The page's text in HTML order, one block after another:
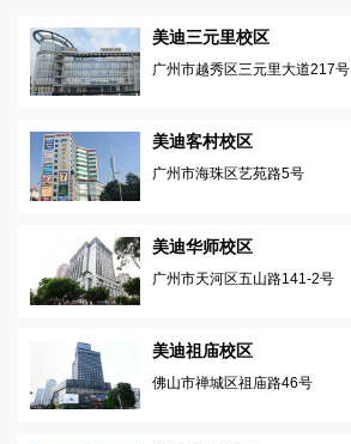
美迪三元里校区
广州市越秀区三元里大道217号
美迪客村校区
广州市海珠区艺苑路5号
美迪华师校区
广州市天河区五山路141-2号
美迪祖庙校区
佛山市禅城区祖庙路46号